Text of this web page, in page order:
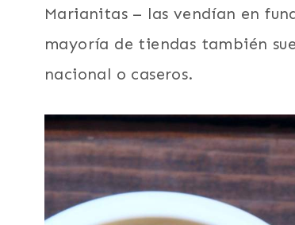
Marianitas – las vendían en
mayoría de tiendas también
nacional o caseros.